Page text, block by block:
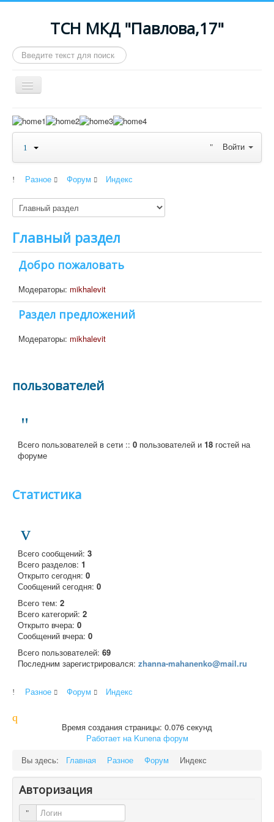
ТСН МКД "Павлова,17"
Искать...
Включить/
выключить
Maximenu CK message : Your module ID 94 is still working
in V8 Legacy mode. Please change it in the Advanced
≡
Войти
Разное Форум Индекс
Главный раздел
Добро пожаловать
Модераторы: mikhalevit
Раздел предложений
Модераторы: mikhalevit
пользователей
Всего пользователей в сети :: 0 пользователей и 18 гостей на
форуме
Статистика
Всего сообщений: 3
Всего разделов: 1
Открыто сегодня: 0
Сообщений сегодня: 0
Всего тем: 2
Всего категорий: 2
Открыто вчера: 0
Сообщений вчера: 0
Всего пользователей: 69
Последним зарегистрировался: zhanna-mahanenko@mail.ru
Разное Форум Индекс
Время создания страницы: 0.076 секунд
Работает на Kunena форум
Вы здесь:
Главная Разное Форум Индекс
Авторизация
Логин